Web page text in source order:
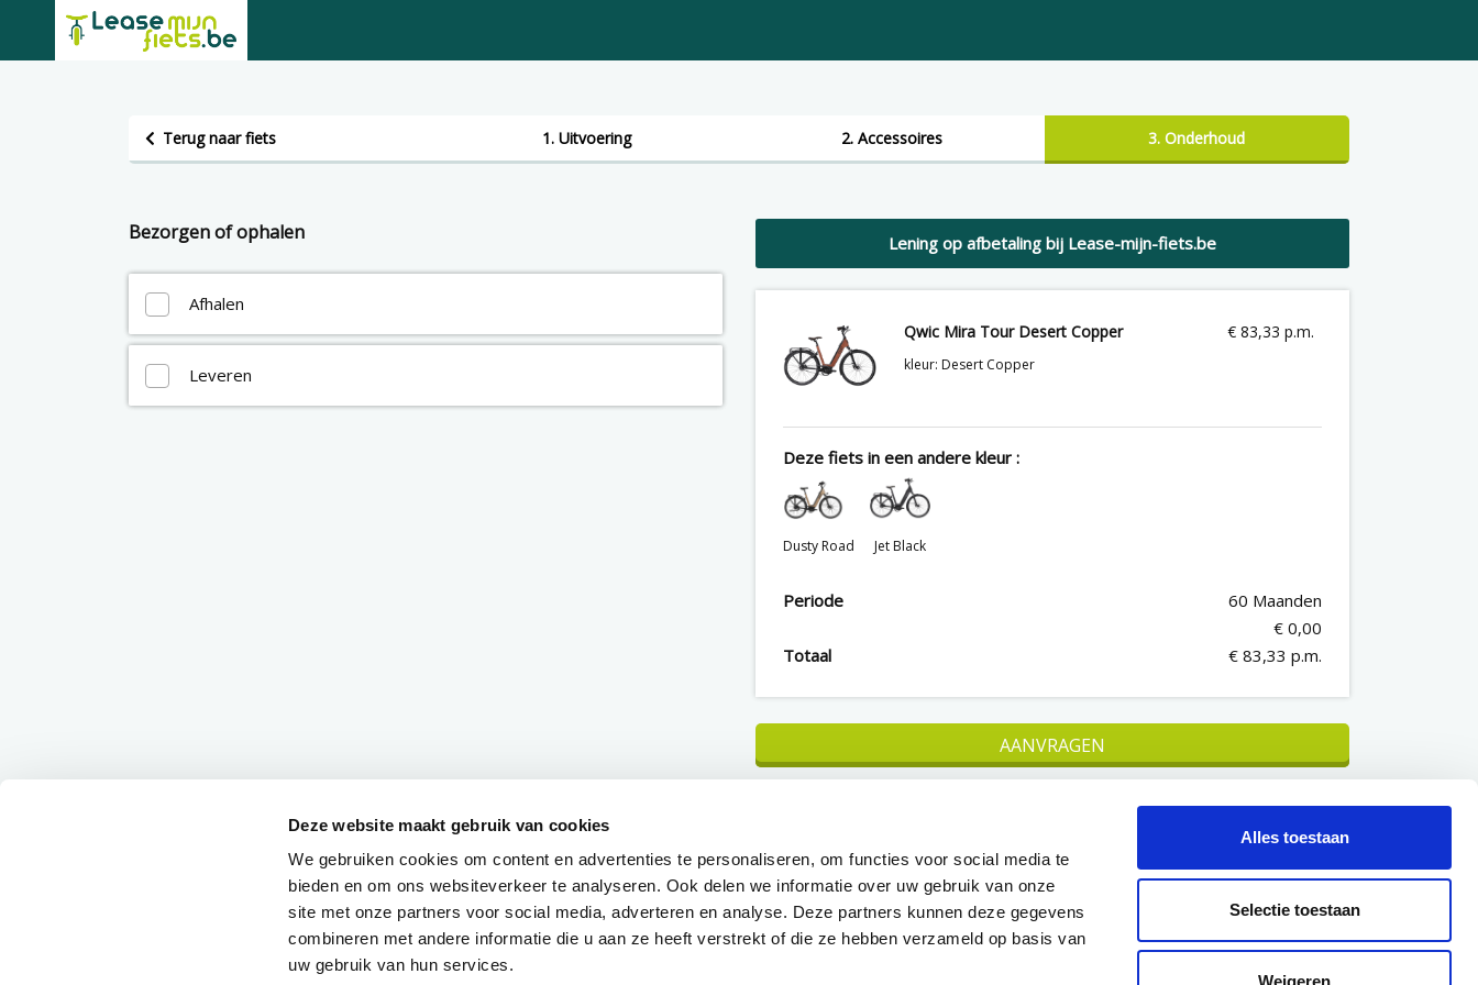
Deze website maakt gebruik van cookies
We gebruiken cookies om content en advertenties te personaliseren, om functies voor social media te
bieden en om ons websiteverkeer te analyseren. Ook delen we informatie over uw gebruik van onze
site met onze partners voor social media, adverteren en analyse. Deze partners kunnen deze gegevens
combineren met andere informatie die u aan ze heeft verstrekt of die ze hebben verzameld op basis van
uw gebruik van hun services.
Alles toestaan
Selectie toestaan
Weigeren
Terug naar fiets 1. Uitvoering 2. Accessoires 3. Onderhoud
Bezorgen of ophalen
Afhalen
Leveren
Lening op afbetaling bij Lease-mijn-fiets.be
Qwic Mira Tour Desert Copper
kleur: Desert Copper
€ 83,33 p.m.
Deze fiets in een andere kleur :
Dusty Road Jet Black
Periode
60 Maanden
€ 0,00
Totaal
€ 83,33 p.m.
AANVRAGEN
Direct eigenaar van de fiets
Geen eenmalige hoge uitgave
Binnen 1 werkdag duidelijkheid
Vast maandbedrag, vooraf